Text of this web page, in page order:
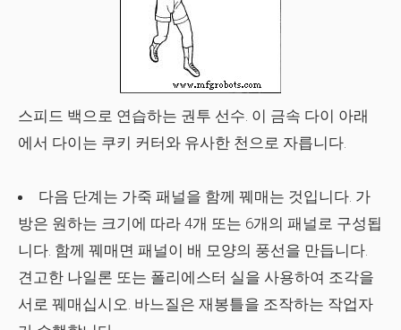
스피드 백으로 연습하는 권투 선수. 이 금속 다이 아래
에서 다이는 쿠키 커터와 유사한 천으로 자릅니다.
다음 단계는 가죽 패널을 함께 꿰매는 것입니다. 가
방은 원하는 크기에 따라 4개 또는 6개의 패널로 구성됩
니다. 함께 꿰매면 패널이 배 모양의 풍선을 만듭니다.
견고한 나일론 또는 폴리에스터 실을 사용하여 조각을
서로 꿰매십시오. 바느질은 재봉틀을 조작하는 작업자